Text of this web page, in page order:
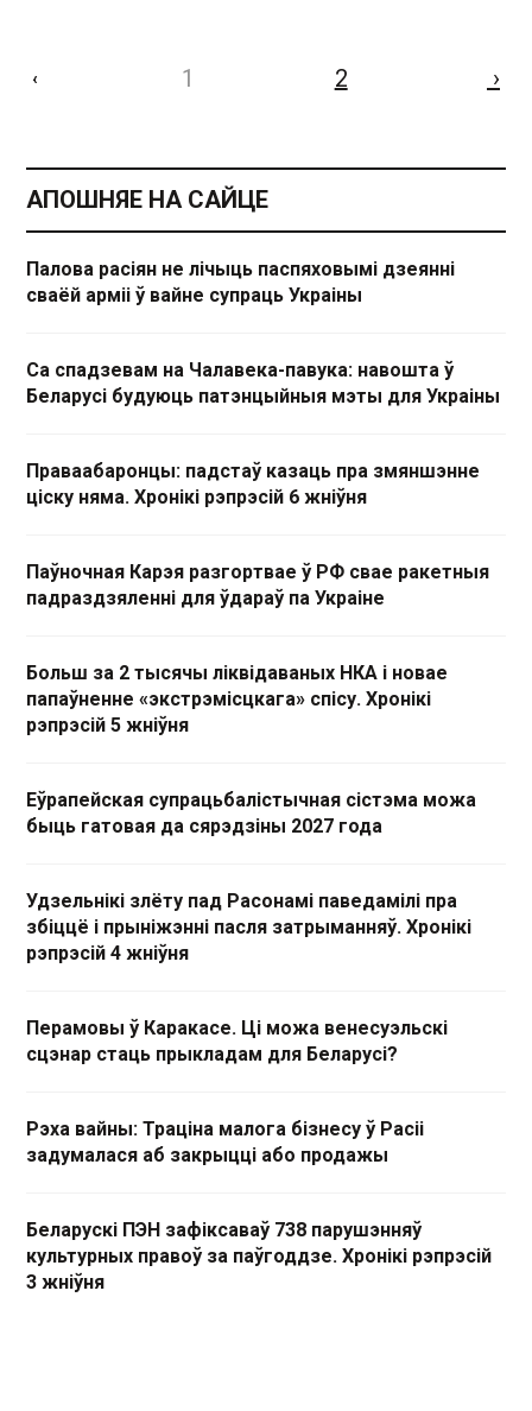
‹ 1 2 ›
АПОШНЯЕ НА САЙЦЕ
Палова расіян не лічыць паспяховымі дзеянні
сваёй арміі ў вайне супраць Украіны
Са спадзевам на Чалавека-павука: навошта ў
Беларусі будуюць патэнцыйныя мэты для Украіны
Праваабаронцы: падстаў казаць пра змяншэнне
ціску няма. Хронікі рэпрэсій 6 жніўня
Паўночная Карэя разгортвае ў РФ свае ракетныя
падраздзяленні для ўдараў па Украіне
Больш за 2 тысячы ліквідаваных НКА і новае
папаўненне «экстрэмісцкага» спісу. Хронікі
рэпрэсій 5 жніўня
Еўрапейская супрацьбалістычная сістэма можа
быць гатовая да сярэдзіны 2027 года
Удзельнікі злёту пад Расонамі паведамілі пра
збіццё і прыніжэнні пасля затрыманняў. Хронікі
рэпрэсій 4 жніўня
Перамовы ў Каракасе. Ці можа венесуэльскі
сцэнар стаць прыкладам для Беларусі?
Рэха вайны: Траціна малога бізнесу ў Расіі
задумалася аб закрыцці або продажы
Беларускі ПЭН зафіксаваў 738 парушэнняў
культурных правоў за паўгоддзе. Хронікі рэпрэсій
3 жніўня